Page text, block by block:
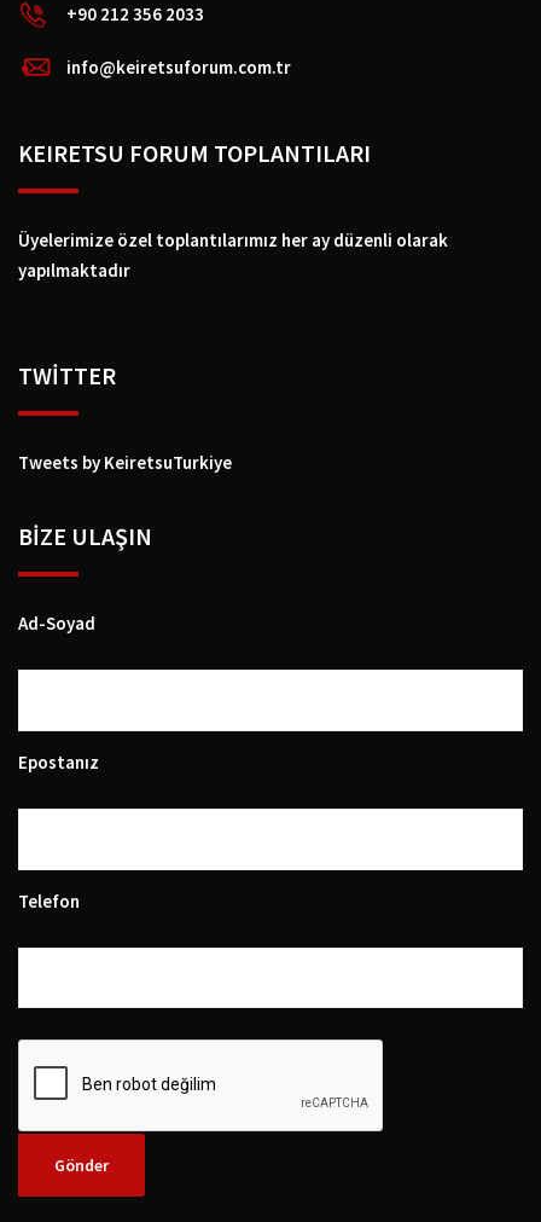
+90 212 356 2033
info@keiretsuforum.com.tr
KEIRETSU FORUM TOPLANTILARI
Üyelerimize özel toplantılarımız her ay düzenli olarak
yapılmaktadır
TWİTTER
Tweets by KeiretsuTurkiye
BIZE ULAŞIN
Ad-Soyad
Epostanız
Telefon